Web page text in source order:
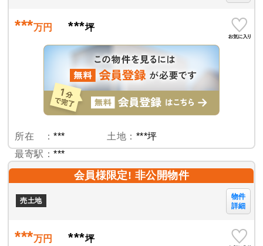
***万円 ***坪
所在 ：***
最寄駅：***
土地： ***坪
会員様限定! 非公開物件
売土地
物件
詳細
***万円 ***坪